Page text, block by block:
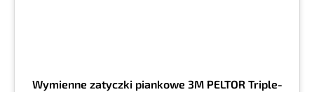
Wymienne zatyczki piankowe 3M PELTOR Triple-